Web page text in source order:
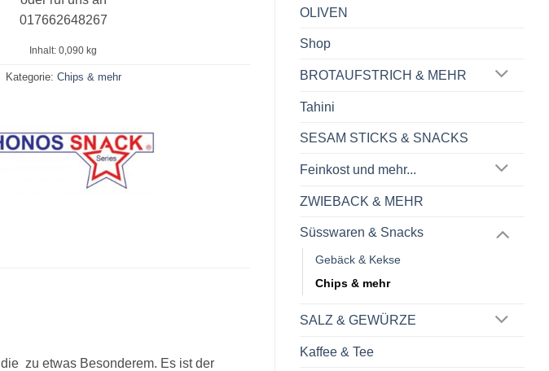
OLIVEN
Shop
BROTAUFSTRICH & MEHR
Tahini
SESAM STICKS & SNACKS
Feinkost und mehr...
ZWIEBACK & MEHR
Süsswaren & Snacks
Gebäck & Kekse
Chips & mehr
SALZ & GEWÜRZE
Kaffee & Tee
017662648267
Inhalt: 0,090 kg
Kategorie: Chips & mehr
die zu etwas Besonderem. Es ist der